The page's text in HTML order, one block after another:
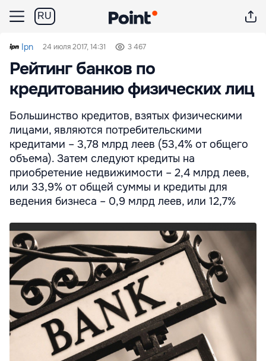
RU
Ipn 24 июля 2017, 14:31 3 467
Рейтинг банков по
кредитованию физических лиц
Большинство кредитов, взятых физическими
лицами, являются потребительскими
кредитами – 3,78 млрд леев (53,4% от общего
объема). Затем следуют кредиты на
приобретение недвижимости – 2,4 млрд леев,
или 33,9% от общей суммы и кредиты для
ведения бизнеса – 0,9 млрд леев, или 12,7%